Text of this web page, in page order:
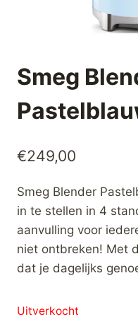
Smeg
€249,00
Smeg Blender
in te stellen in 4
aanvulling voor
niet ontbreken! Met
dat je dagelijks
Uitverkocht